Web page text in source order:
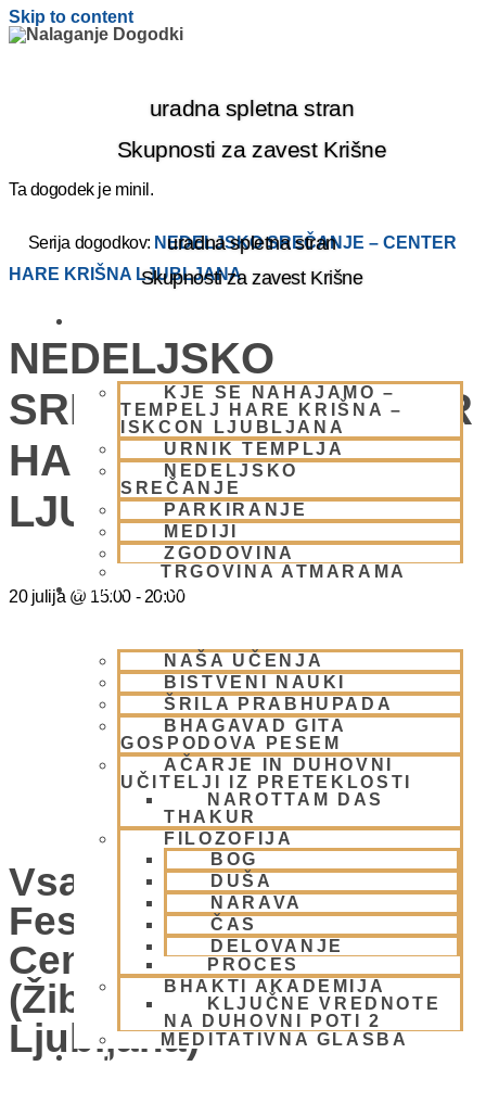
Skip to content
uradna spletna stran
Skupnosti za zavest Krišne
uradna spletna stran
Skupnosti za zavest Krišne
KJE SE NAHAJAMO –
TEMPELJ HARE KRIŠNA –
ISKCON LJUBLJANA
URNIK TEMPLJA
NEDELJSKO
SREČANJE
PARKIRANJE
MEDIJI
ZGODOVINA
TRGOVINA ATMARAMA
BHAKTI JOGA
NAŠA UČENJA
BISTVENI NAUKI
ŠRILA PRABHUPADA
BHAGAVAD GITA
GOSPODOVA PESEM
AČARJE IN DUHOVNI
UČITELJI IZ PRETEKLOSTI
NAROTTAM DAS
THAKUR
FILOZOFIJA
BOG
DUŠA
NARAVA
ČAS
DELOVANJE
PROCES
BHAKTI AKADEMIJA
KLJUČNE VREDNOTE
NA DUHOVNI POTI 2
MEDITATIVNA GLASBA
SKUPNOST
Ta dogodek je minil.
Serija dogodkov: NEDELJSKO SREČANJE – CENTER
HARE KRIŠNA LJUBLJANA
NEDELJSKO
SREČANJE – CENTER
HARE KRIŠNA
LJUBLJANA
20 julija @ 15:00 - 20:00
Vsako Nedeljo Mini
Festival V Hare Krišna
Centru – VABLJENI
(Žibertova 27, 1000
Ljubljana)